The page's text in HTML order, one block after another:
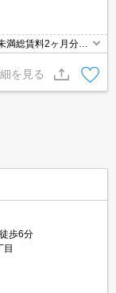
総賃料2ヶ月分、
。
を見る
歩6分
目